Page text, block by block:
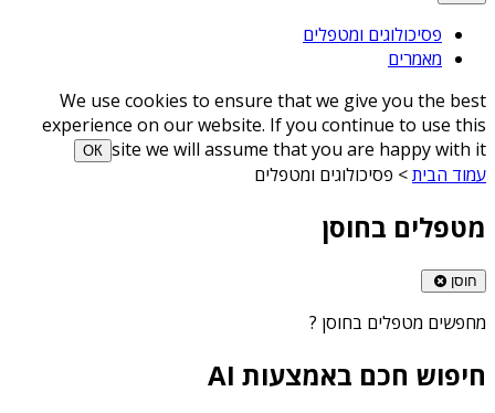
פסיכולוגים ומטפלים
מאמרים
We use cookies to ensure that we give you the best
experience on our website. If you continue to use this
site we will assume that you are happy with it
ОК
עמוד הבית> פסיכולוגים ומטפלים
מטפלים בחוסן
חוסן
מחפשים מטפלים בחוסן ?
חיפוש חכם באמצעות AI